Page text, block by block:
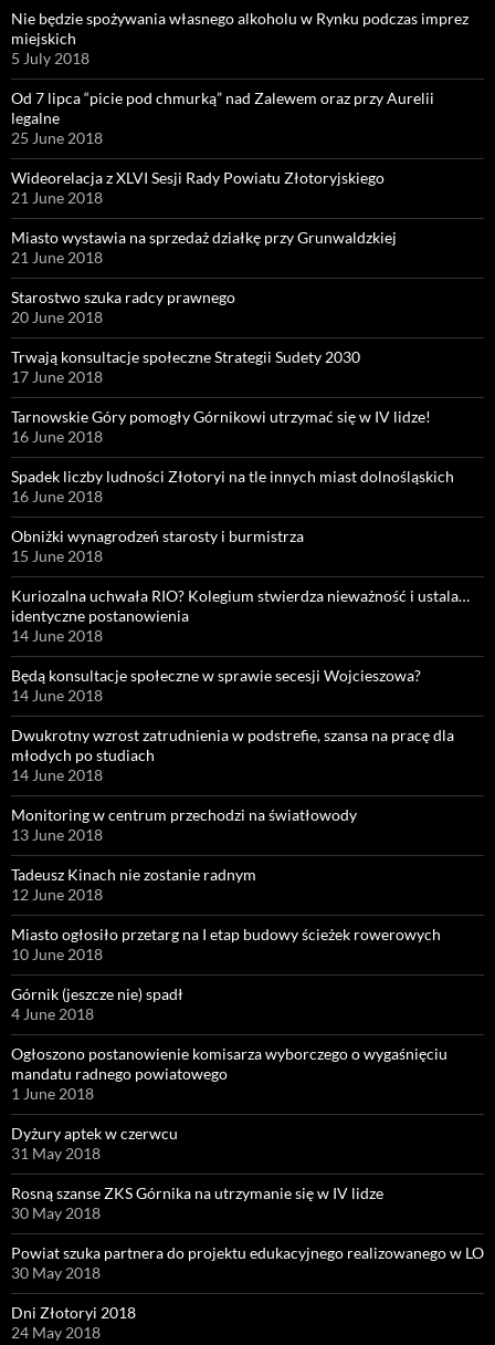
Nie będzie spożywania własnego alkoholu w Rynku podczas imprez
miejskich
5 July 2018
Od 7 lipca “picie pod chmurką” nad Zalewem oraz przy Aurelii
legalne
25 June 2018
Wideorelacja z XLVI Sesji Rady Powiatu Złotoryjskiego
21 June 2018
Miasto wystawia na sprzedaż działkę przy Grunwaldzkiej
21 June 2018
Starostwo szuka radcy prawnego
20 June 2018
Trwają konsultacje społeczne Strategii Sudety 2030
17 June 2018
Tarnowskie Góry pomogły Górnikowi utrzymać się w IV lidze!
16 June 2018
Spadek liczby ludności Złotoryi na tle innych miast dolnośląskich
16 June 2018
Obniżki wynagrodzeń starosty i burmistrza
15 June 2018
Kuriozalna uchwała RIO? Kolegium stwierdza nieważność i ustala…
identyczne postanowienia
14 June 2018
Będą konsultacje społeczne w sprawie secesji Wojcieszowa?
14 June 2018
Dwukrotny wzrost zatrudnienia w podstrefie, szansa na pracę dla
młodych po studiach
14 June 2018
Monitoring w centrum przechodzi na światłowody
13 June 2018
Tadeusz Kinach nie zostanie radnym
12 June 2018
Miasto ogłosiło przetarg na I etap budowy ścieżek rowerowych
10 June 2018
Górnik (jeszcze nie) spadł
4 June 2018
Ogłoszono postanowienie komisarza wyborczego o wygaśnięciu
mandatu radnego powiatowego
1 June 2018
Dyżury aptek w czerwcu
31 May 2018
Rosną szanse ZKS Górnika na utrzymanie się w IV lidze
30 May 2018
Powiat szuka partnera do projektu edukacyjnego realizowanego w LO
30 May 2018
Dni Złotoryi 2018
24 May 2018